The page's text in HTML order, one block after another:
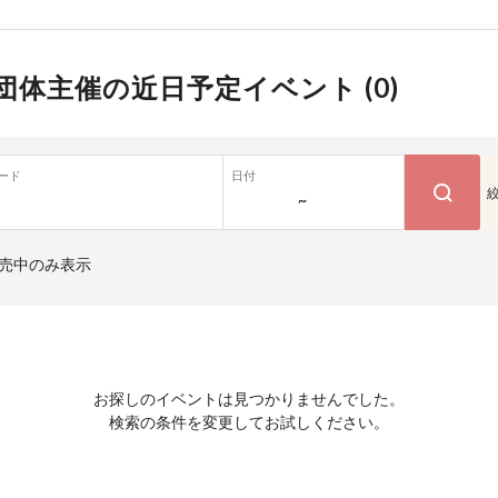
体主催の近日予定イベント (0)
ド 日付
~
中のみ表示
お探しのイベントは見つかりませんでした。
検索の条件を変更してお試しください。